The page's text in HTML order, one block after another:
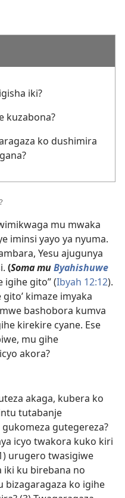
iki?
kuzabona?
ko dushimira
mu mwaka
iminsi yayo ya nyuma.
Yesu ajugunya
(Soma muByahishuwe
igihe gito” (Ibyah 12:12).
kimaze imyaka
bashobora kumva
kirekire cyane. Ese
mu gihe
akora?
akaga, kubera ko
tutabanje
gutegereza?
icyo twakora kuko kiri
urugero twasigiwe
iki ku birebana no
bizagaragaza ko igihe